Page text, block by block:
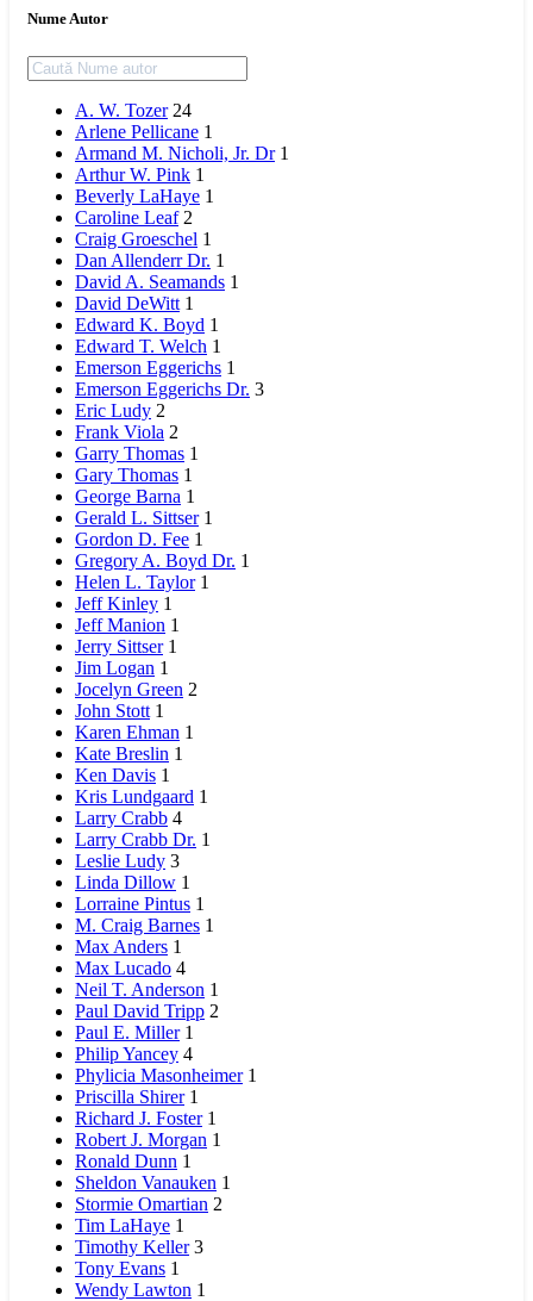
Nume Autor
A. W. Tozer 24
Arlene Pellicane 1
Armand M. Nicholi, Jr. Dr 1
Arthur W. Pink 1
Beverly LaHaye 1
Caroline Leaf 2
Craig Groeschel 1
Dan Allenderr Dr. 1
David A. Seamands 1
David DeWitt 1
Edward K. Boyd 1
Edward T. Welch 1
Emerson Eggerichs 1
Emerson Eggerichs Dr. 3
Eric Ludy 2
Frank Viola 2
Garry Thomas 1
Gary Thomas 1
George Barna 1
Gerald L. Sittser 1
Gordon D. Fee 1
Gregory A. Boyd Dr. 1
Helen L. Taylor 1
Jeff Kinley 1
Jeff Manion 1
Jerry Sittser 1
Jim Logan 1
Jocelyn Green 2
John Stott 1
Karen Ehman 1
Kate Breslin 1
Ken Davis 1
Kris Lundgaard 1
Larry Crabb 4
Larry Crabb Dr. 1
Leslie Ludy 3
Linda Dillow 1
Lorraine Pintus 1
M. Craig Barnes 1
Max Anders 1
Max Lucado 4
Neil T. Anderson 1
Paul David Tripp 2
Paul E. Miller 1
Philip Yancey 4
Phylicia Masonheimer 1
Priscilla Shirer 1
Richard J. Foster 1
Robert J. Morgan 1
Ronald Dunn 1
Sheldon Vanauken 1
Stormie Omartian 2
Tim LaHaye 1
Timothy Keller 3
Tony Evans 1
Wendy Lawton 1